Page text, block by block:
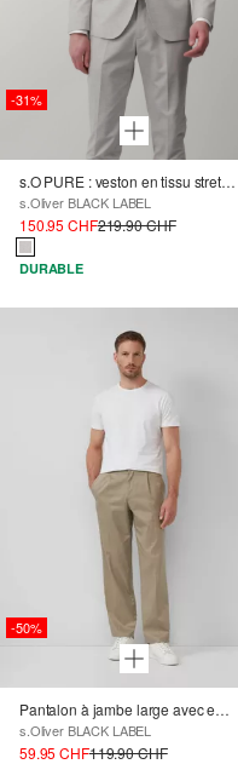
-31%
s.O PURE : veston en tissu stretch à carreaux
s.Oliver BLACK LABEL
150.95 CHF219.90 CHF
DURABLE
-50%
Pantalon à jambe large avec empiècement en stretch
s.Oliver BLACK LABEL
59.95 CHF119.90 CHF